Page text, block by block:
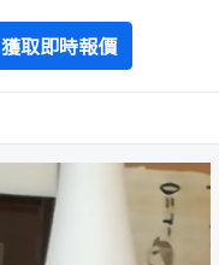
獲取即時報價